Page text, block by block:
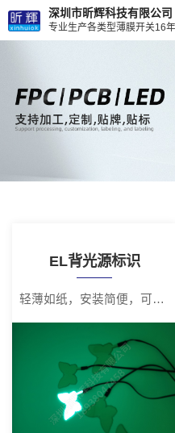
深圳市昕辉科技有限公司
专业生产各类型薄膜开关16年
EL背光源标识
轻薄如纸，安装简便，可随意拆装